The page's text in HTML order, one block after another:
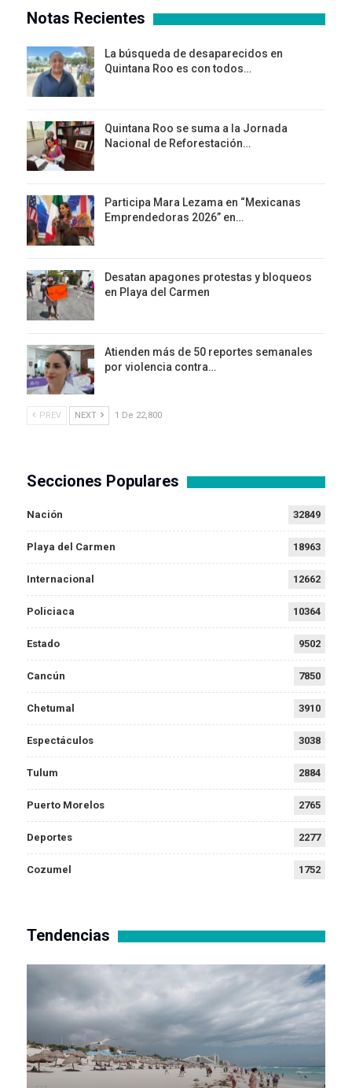
Notas Recientes
La búsqueda de desaparecidos en
Quintana Roo es con todos…
Quintana Roo se suma a la Jornada
Nacional de Reforestación…
Participa Mara Lezama en “Mexicanas
Emprendedoras 2026” en…
Desatan apagones protestas y bloqueos
en Playa del Carmen
Atienden más de 50 reportes semanales
por violencia contra…
PREV NEXT 1 De 22,800
Secciones Populares
Nación 32849
Playa del Carmen 18963
Internacional 12662
Policiaca 10364
Estado 9502
Cancún 7850
Chetumal 3910
Espectáculos 3038
Tulum 2884
Puerto Morelos 2765
Deportes 2277
Cozumel 1752
Tendencias